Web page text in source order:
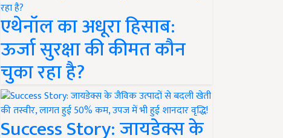
एथेनॉल का अधूरा हिसाब:
ऊर्जा सुरक्षा की कीमत कौन
चुका रहा है?
Success Story: जायडेक्स के